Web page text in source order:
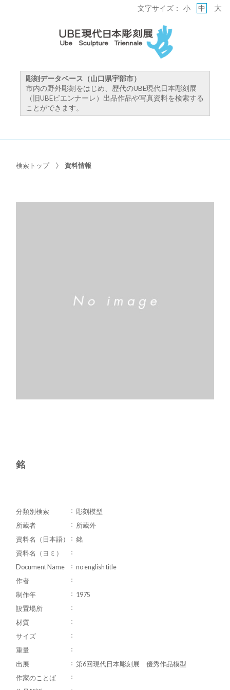
彫刻データベース（山口県宇部市）
市内の野外彫刻をはじめ、歴代のUBE現代日本彫刻展
（旧UBEビエンナーレ）出品作品や写真資料を検索する
ことができます。
文字サイズ： 小 中 大
検索トップ 資料情報
銘
分類別検索
彫刻模型
所蔵者
所蔵外
資料名（日本語）
銘
資料名（ヨミ）
Document Name
no english title
作者
制作年
1975
設置場所
材質
サイズ
重量
出展
第6回現代日本彫刻展 優秀作品模型
作家のことば